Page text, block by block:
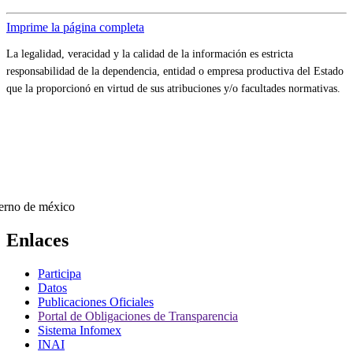
Imprime la página completa
La legalidad, veracidad y la calidad de la información es estricta
responsabilidad de la dependencia, entidad o empresa productiva del Estado
que la proporcionó en virtud de sus atribuciones y/o facultades normativas.
Enlaces
Participa
Datos
Publicaciones Oficiales
Portal de Obligaciones de Transparencia
Sistema Infomex
INAI